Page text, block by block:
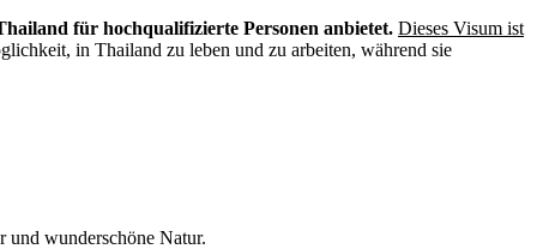
für hochqualifizierte Personen anbietet. Dieses Visum ist
in Thailand zu leben und zu arbeiten, während sie
und wunderschöne Natur.